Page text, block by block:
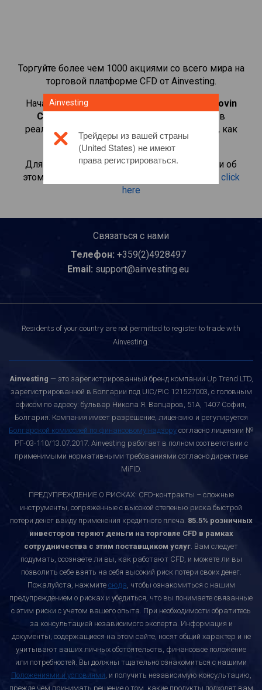
Торгуйте более чем 1000 акциями со всего мира на
торговой платформе CFD от Ainvesting.
Начать торговать CFD-контрактами на
AppLovin
Corporation
. Просматривайте котировки в
реальном времени и получайте дивиденды, как
если бы вы владели самой акцией.
Для получения дополнительной информации об
этом инвестиционном продукте, пожалуйста click
here
Связаться с нами
Телефон: +359(2)4928497
Email: support@ainvesting.eu
Residents of your country are not permitted to register to trade with
Ainvesting.
Ainvesting — это зарегистрированный бренд компании Up Trend LTD,
зарегистрированной в Болгарии под UIC/PIC 121527003, с головным
офисом по адресу: бульвар Никола Я. Вапцаров, 51A, 1407 София,
Болгария. Компания имеет разрешение, лицензию и регулируется
Болгарской комиссией по финансовому надзору согласно лицензии №
РГ-03-110/13.07.2017. Ainvesting работает в полном соответствии с
применимыми нормативными требованиями согласно директиве
MiFID.
ПРЕДУПРЕЖДЕНИЕ О РИСКАХ: CFD-контракты – сложные
инструменты, сопряжённые с высокой степенью риска быстрой
потери денег ввиду применения кредитного плеча. 85.5% розничных
инвесторов теряют деньги на торговле CFD в рамках
сотрудничества с этим поставщиком услуг. Вам следует
подумать, осознаете ли вы, как работают CFD, и можете ли вы
позволить себе взять на себя высокий риск потери своих денег.
Пожалуйста, нажмите сюда, чтобы ознакомиться с нашим
предупреждением о рисках и убедиться, что вы понимаете связанные
с этим риски с учетом вашего опыта. При необходимости обратитесь
за консультацией независимого эксперта. Информация и
документы, содержащиеся на этом сайте, носят общий характер и не
учитывают ваших личных обстоятельств, финансовое положение
или потребностей. Вы должны тщательно ознакомиться с нашими
Положениями и условиями, и получить независимую консультацию,
прежде чем принимать решение о том, какие продукты подходят вам
Ainvesting
Трейдеры из вашей страны
(United States) не имеют
права регистрироваться.